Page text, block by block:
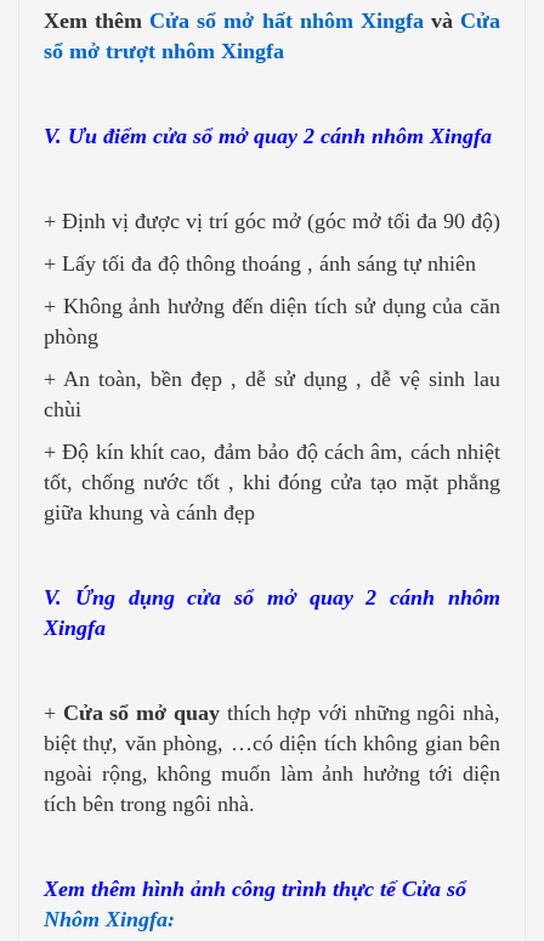
Xem thêm Cửa sổ mở hất nhôm Xingfavà Cửa
sổ mở trượt nhôm Xingfa
V. Ưu điểm cửa sổ mở quay 2 cánh nhôm Xingfa
+ Định vị được vị trí góc mở (góc mở tối đa 90 độ)
+ Lấy tối đa độ thông thoáng , ánh sáng tự nhiên
+ Không ảnh hưởng đến diện tích sử dụng của căn
phòng
+ An toàn, bền đẹp , dễ sử dụng , dễ vệ sinh lau
chùi
+ Độ kín khít cao, đảm bảo độ cách âm, cách nhiệt
tốt, chống nước tốt , khi đóng cửa tạo mặt phẳng
giữa khung và cánh đẹp
V. Ứng dụng cửa sổ mở quay 2 cánh nhôm
Xingfa
+ Cửa sổ mở quaythích hợp với những ngôi nhà,
biệt thự, văn phòng, …có diện tích không gian bên
ngoài rộng, không muốn làm ảnh hưởng tới diện
tích bên trong ngôi nhà.
Xem thêm hình ảnh công trình thực tế Cửa sổ
Nhôm Xingfa: